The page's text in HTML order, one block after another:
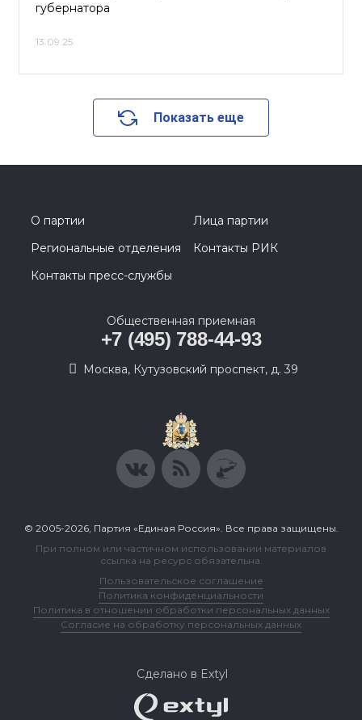
губернатора
13.09.25
Показать еще
О партии
Лица партии
Региональные отделения
Контакты РИК
Контакты пресс-службы
Общественная приемная
+7 (495) 788-44-93
Москва, Кутузовский проспект, д. 39
© 2005-2026, Партия «Единая Россия». Все права защищены.
При полном или частичном использовании материалов
ссылка на ресурс обязательна.
Пользовательское соглашение
Политика конфиденциальности
Политика в отношении обработки персональных данных
Согласие на обработку персональных данных
Сделано в Extyl